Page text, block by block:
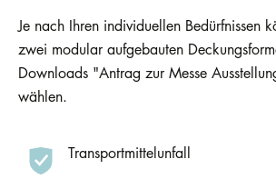
Je nach Ihren individuellen Bedürfnissen
zwei modular aufgebauten
Downloads "Antrag zur Messe
wählen.
Transportmittelunfall